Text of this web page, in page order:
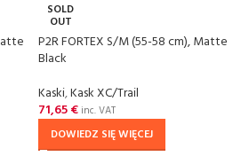
SOLD
OUT
P2R FORTEX S/M (55-58 cm), Matte
Black
Kaski,Kask XC/Trail
71,65€ inc. VAT
DOWIEDZ SIĘ WIĘCEJ